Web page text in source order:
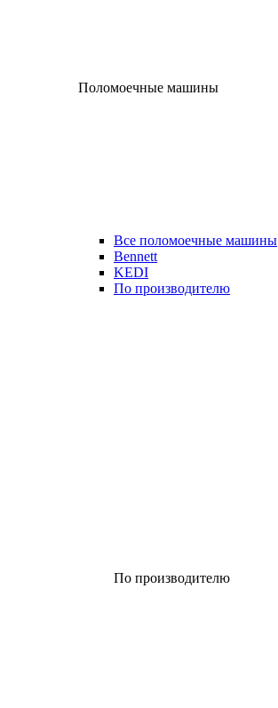
Поломоечные машины
Все поломоечные машины
Bennett
KEDI
По производителю
По производителю